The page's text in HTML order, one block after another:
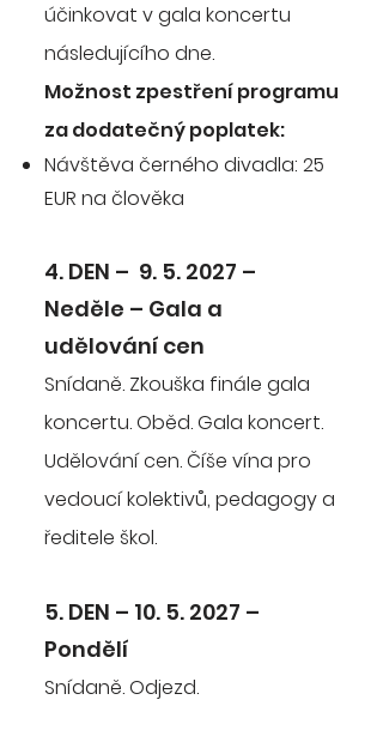
účinkovat v gala koncertu
následujícího dne.
Možnost zpestření programu
za dodatečný poplatek:
Návštěva černého divadla: 25
EUR na člověka
4. DEN – 9. 5. 2027 –
Neděle – Gala a
udělování cen
Snídaně. Zkouška finále gala
koncertu. Oběd. Gala koncert.
Udělování cen. Číše vína pro
vedoucí kolektivů, pedagogy a
ředitele škol.
5. DEN – 10. 5. 2027 –
Pondělí
Snídaně. Odjezd.